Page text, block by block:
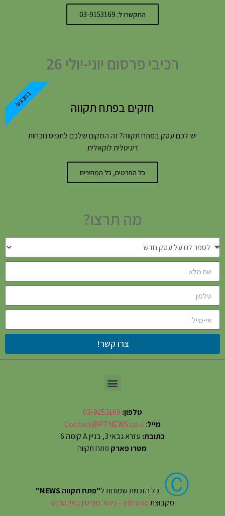
התקשרו ל: 03-9153169
רכיבי פרסום יוני-יולי 26
חזקים בפתח תקווה
יש לכם עסק בפתח תקווה? זה המקום שלכם לתפוס נוכחות
דיגיטלית לוקאלית
כל הפרטים, כל המחירים
במבצע!
מה תרצו?
צרו קשר!
טלפון: 03-9153169
מייל:
Contact@PTNEWS.co.il
כתובת: עזרא גבאי 3, בניין A קומה 6
מטרו פארק פתח תקווה
Ⓒ כל הזכויות שמורות ל"פתח תקווה NEWS"
מקבוצתeBrand – ניהול מוניטין באינטרנט